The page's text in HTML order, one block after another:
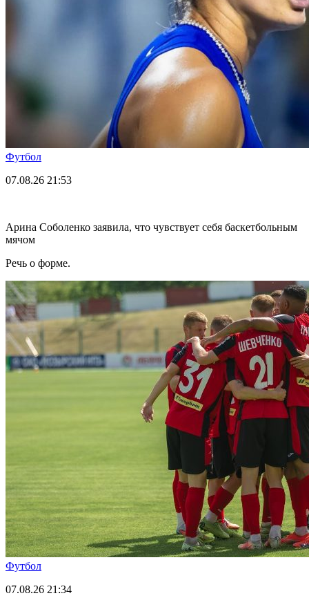
Футбол
07.08.26 21:53
Арина Соболенко заявила, что чувствует себя баскетбольным
мячом
Речь о форме.
Футбол
07.08.26 21:34